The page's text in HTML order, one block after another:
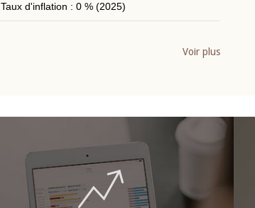
Taux d'inflation : 0 % (2025)
Voir plus